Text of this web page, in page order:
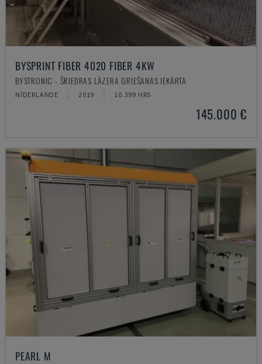
BYSPRINT FIBER 4020 FIBER 4KW
BYSTRONIC - ŠĶIEDRAS LĀZERA GRIEŠANAS IEKĀRTA
NĪDERLANDE 2019 10.399 HRS
145.000 €
PEARL M